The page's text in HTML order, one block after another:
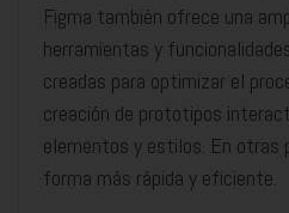
Figma también ofrece una
herramientas y
creadas para optimizar el
creación de prototipos
elementos y estilos. En otras
forma más rápida y eficiente.